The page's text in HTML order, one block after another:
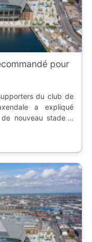
pour
du club de
a expliqué
nouveau stade à